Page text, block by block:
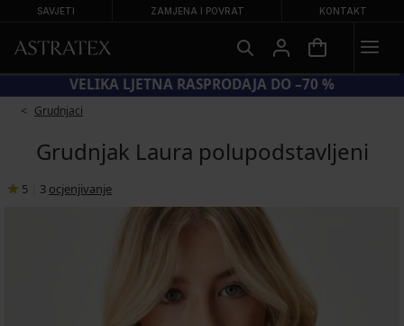
SAVJETI ZAMJENA I POVRAT KONTAKT
KOD SUN20 = −20 % NA SNIŽENE KUPAĆE KOSTIME
Grudnjaci
Grudnjak Laura polupodstavljeni
5 3 ocjenjivanje